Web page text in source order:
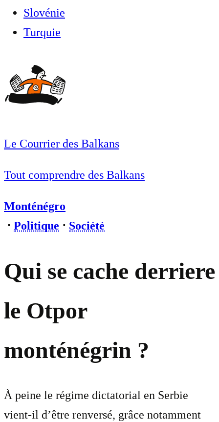
Slovénie
Turquie
Le Courrier des Balkans
Tout comprendre des Balkans
Monténégro
⋅ Politique ⋅ Société
Qui se cache derriere
le Otpor
monténégrin ?
À peine le régime dictatorial en Serbie
vient-il d’être renversé, grâce notamment